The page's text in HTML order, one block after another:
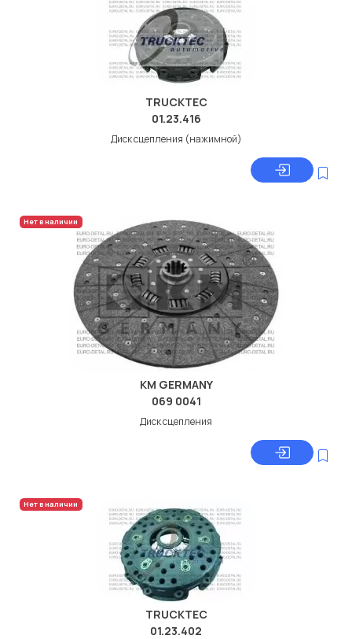
TRUCKTEC
01.23.416
Диск сцепления (нажимной)
Нет в наличии
KM GERMANY
069 0041
Диск сцепления
Нет в наличии
TRUCKTEC
01.23.402